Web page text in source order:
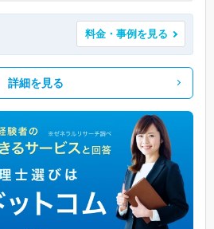
料金・事例を見る
詳細を見る